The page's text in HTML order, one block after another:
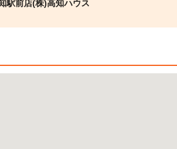
駅前店(株)高知ハウス